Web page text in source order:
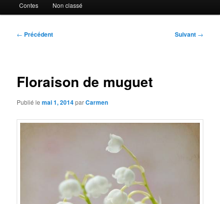
Contes Non classé
Navigation
← Précédent Suivant →
Floraison de muguet
Publié lemai 1, 2014parCarmen